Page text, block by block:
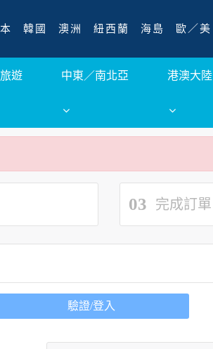
韓國 澳洲 紐西蘭 海島 歐／美
遊 中東／南北亞 港澳大陸
03 完成訂單
驗證/登入